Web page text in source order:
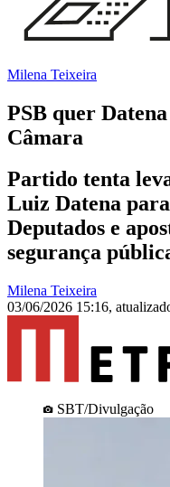
Milena Teixeira
PSB quer
Câmara
Partido tenta
Luiz Datena
Deputados e
segurança
Milena Teixeira
03/06/2026 15:16,
SBT/Divulgação